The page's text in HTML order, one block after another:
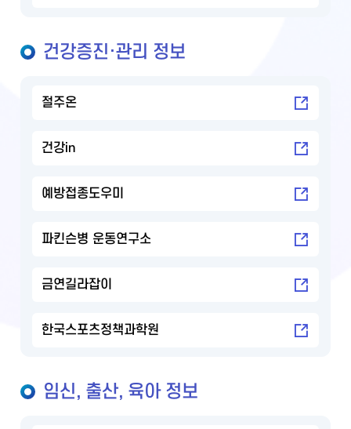
건강증진·관리 정보
절주온
건강in
예방접종도우미
파킨슨병 운동연구소
금연길라잡이
한국스포츠정책과학원
임신, 출산, 육아 정보